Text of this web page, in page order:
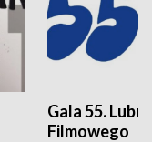
Gala 55.
Filmowego